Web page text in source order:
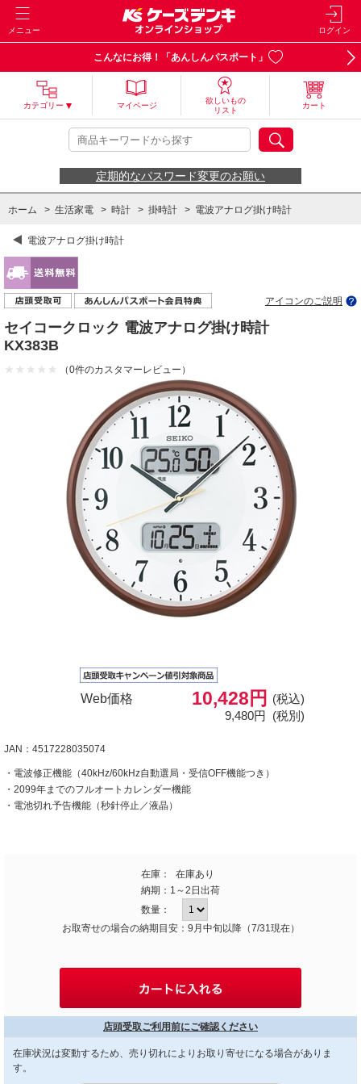
メニュー ログイン
こんなにお得！「あんしんパスポート」
カテゴリー マイページ
欲しいもの
リスト
カート
定期的なパスワード変更のお願い
ホーム > 生活家電 > 時計 > 掛時計 > 電波アナログ掛け時計
電波アナログ掛け時計
アイコンのご説明
セイコークロック 電波アナログ掛け時計
KX383B
（0件のカスタマーレビュー）
Web価格 10,428円
(税込)
9,480円 (税別)
JAN：4517228035074
・電波修正機能（40kHz/60kHz自動選局・受信OFF機能つき）
・2099年までのフルオートカレンダー機能
・電池切れ予告機能（秒針停止／液晶）
在庫：
在庫あり
納期： 1～2日出荷
数量：
お取寄せの場合の納期目安：9月中旬以降（7/31現在）
店頭受取ご利用前にご確認ください
在庫状況は変動するため、売り切れによりお取り寄せになる場合がありま
す。